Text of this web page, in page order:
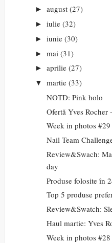
► august (27)
► iulie (32)
► iunie (30)
► mai (31)
► aprilie (27)
▼ martie (33)
NOTD: Pink holo
Ofertă Yves
Week in photos #29
Nail Team
Review&Swach:
day
Produse folosite în
Top 5 produse
Review&Swatch:
Haul martie: Yves
Week in photos #28